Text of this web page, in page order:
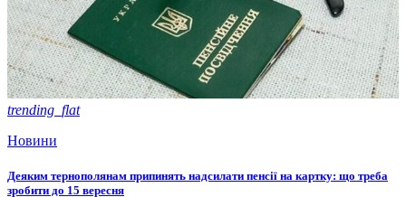
trending_flat
Новини
Деяким тернополянам припинять надсилати пенсії на картку: що треба
зробити до 15 вересня